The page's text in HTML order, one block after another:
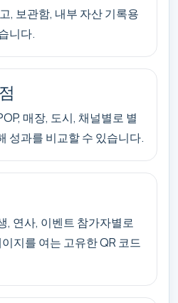
, 보관함, 내부 자산 기록용
니다.
매장, 도시, 채널별로 별
성과를 비교할 수 있습니다.
, 연사, 이벤트 참가자별로
지를 여는 고유한 QR 코드